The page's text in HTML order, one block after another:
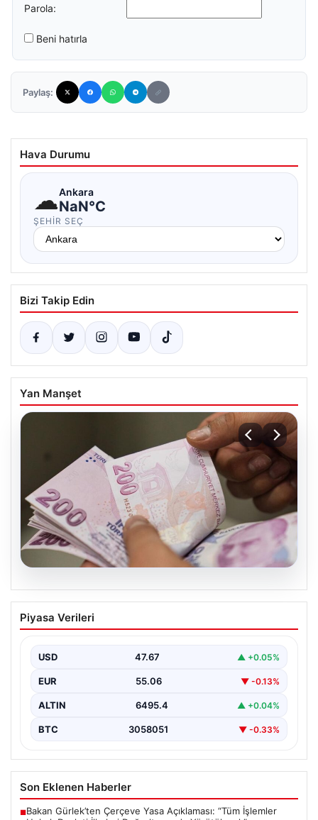
Parola:
Beni hatırla
Paylaş:
Hava Durumu
☁Ankara
NaN°C
ŞEHIR SEÇ
Bizi Takip Edin
Yan Manşet
05.08.2026
2026 Kurban Bayramı Emekli
İkramiyeleri Ne Zaman Ödenecek?
milyon emekli vatandaşın gözü kulağı bayram
ikramiyesi…
Piyasa Verileri
USD 47.67 ▲ +0.05%
EUR 55.06 ▼ -0.13%
ALTIN 6495.4 ▲ +0.04%
BTC 3058051 ▼ -0.33%
Son Eklenen Haberler
■Bakan Gürlek’ten Çerçeve Yasa Açıklaması: “Tüm İşlemler